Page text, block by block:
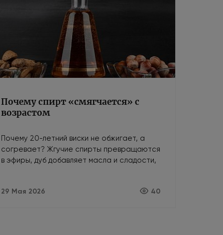
Почему спирт «смягчается» с
возрастом
Почему 20-летний виски не обжигает, а
согревает? Жгучие спирты превращаются
в эфиры, дуб добавляет масла и сладости,
29 Мая 2026 40